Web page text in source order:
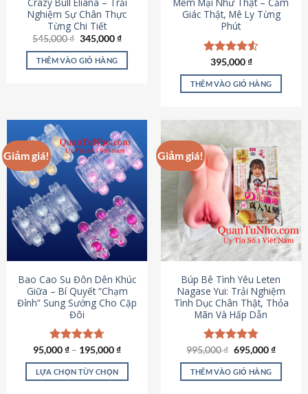
Crazy Bull Eliana – Trải
Nghiệm Sự Chân Thực
Từng Chi Tiết
545,000₫ Giá
là:
545,000 ₫.
345,000₫Giá
tại
THÊM VÀO GIỎ HÀNG
Mềm Mại Như Thật – Cảm
Giác Thật, Mê Ly Từng
Phút
Được xếp
hạng4.53
5 sao
395,000₫
THÊM VÀO GIỎ HÀNG
Giảm giá!
Bao Cao Su Đôn Dên Khúc
Giữa – Bí Quyết “Chạm
Đỉnh” Sung Sướng Cho Cặp
Đôi
Được xếp
hạng4.70
5 sao
95,000₫ – 195,000₫
LỰA CHỌN TÙY CHỌN
Giảm giá!
Búp Bê Tình Yêu Leten
Nagase Yui: Trải Nghiệm
Tình Dục Chân Thật, Thỏa
Mãn Và Hấp Dẫn
Được xếp
hạng4.80
5 sao
995,000₫ Giá
là:
995,000 ₫.
695,000₫Giá
tại
THÊM VÀO GIỎ HÀNG